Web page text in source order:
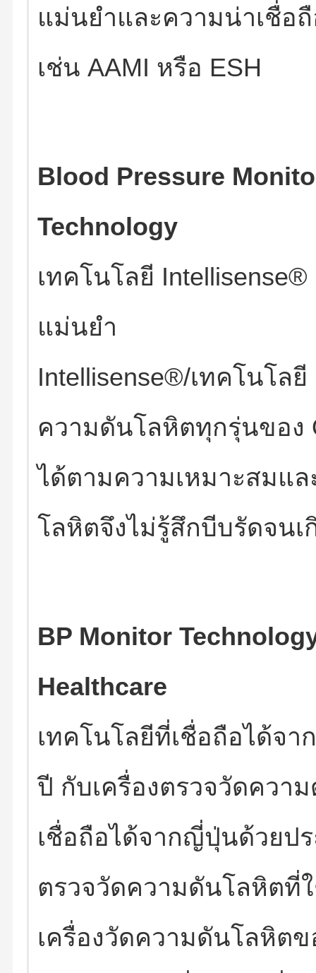
แม่นยำและความน่าเชื่อ
เช่น AAMI หรือ ESH
Blood Pressure
Technology
เทคโนโลยี
แม่นยำ
Intellisense®/เทคโนโล
ความดันโลหิตทุกรุ่นของ
ได้ตามความเหมาะสมแ
โลหิตจึงไม่รู้สึกบีบรัดจนเ
BP Monitor
Healthcare
เทคโนโลยีที่เชื่อถือได้จ
ปี กับเครื่องตรวจวัดคว
เชื่อถือได้จากญี่ปุ่นด้วยป
ตรวจวัดความดันโลหิตที่
เครื่องวัดความดันโลหิตข